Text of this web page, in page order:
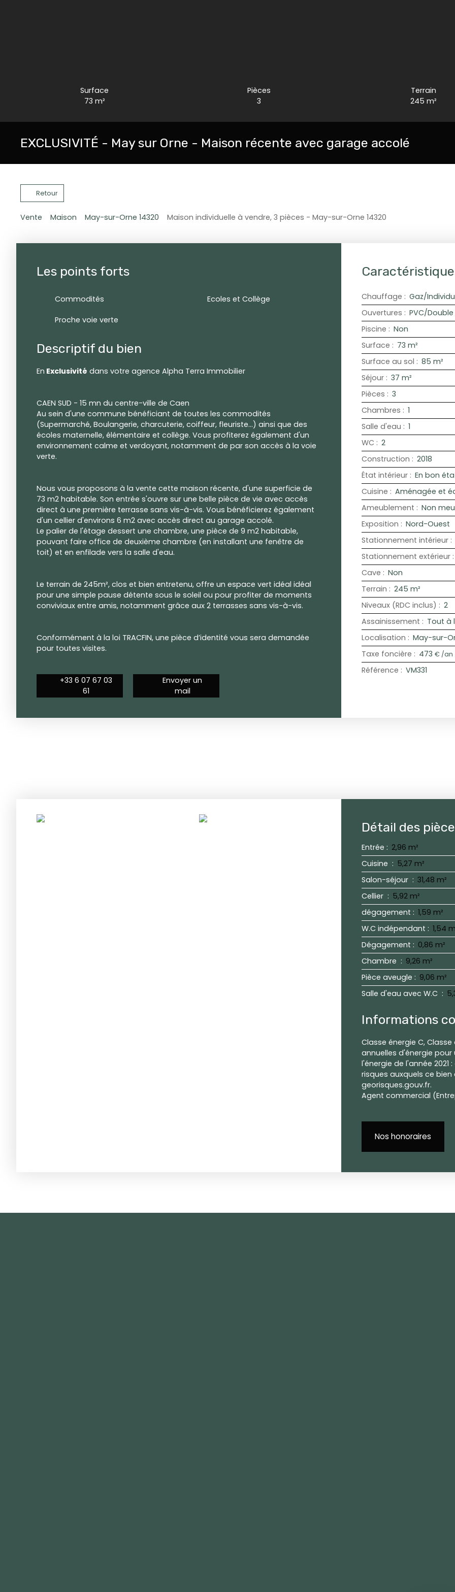
Surface
73 m²
Pièces
3
Terrain
245 m²
EXCLUSIVITÉ - May sur Orne - Maison récente avec garage accolé
Retour
Vente Maison May-sur-Orne 14320 Maison individuelle à vendre, 3 pièces - May-sur-Orne 14320
Les points forts
Commodités Ecoles et Collège
Proche voie verte
Descriptif du bien
En Exclusivité dans votre agence Alpha Terra Immobilier
CAEN SUD - 15 mn du centre-ville de Caen
Au sein d'une commune bénéficiant de toutes les commodités
(Supermarché, Boulangerie, charcuterie, coiffeur, fleuriste...) ainsi que des
écoles maternelle, élémentaire et collège. Vous profiterez également d'un
environnement calme et verdoyant, notamment de par son accès à la voie
verte.
Nous vous proposons à la vente cette maison récente, d'une superficie de
73 m2 habitable. Son entrée s'ouvre sur une belle pièce de vie avec accès
direct à une première terrasse sans vis-à-vis. Vous bénéficierez également
d'un cellier d'environs 6 m2 avec accès direct au garage accolé.
Le palier de l'étage dessert une chambre, une pièce de 9 m2 habitable,
pouvant faire office de deuxième chambre (en installant une fenêtre de
toit) et en enfilade vers la salle d'eau.
Le terrain de 245m², clos et bien entretenu, offre un espace vert idéal idéal
pour une simple pause détente sous le soleil ou pour profiter de moments
conviviaux entre amis, notamment grâce aux 2 terrasses sans vis-à-vis.
Conformément à la loi TRACFIN, une pièce d’identité vous sera demandée
pour toutes visites.
+33 6 07 67 03
61
Envoyer un
mail
Chauffage : Gaz/
Ouvertures : PVC/
Piscine : Non
Surface : 73 m²
Surface au sol : 85 m²
Séjour : 37 m²
Pièces : 3
Chambres : 1
Salle d'eau : 1
WC : 2
Construction : 2018
État intérieur : En bon
Cuisine : Aménagée et
Ameublement : Non
Exposition : Nord-Ouest
Stationnement intérieur :
Stationnement extérieur
Cave : Non
Terrain : 245 m²
Niveaux (RDC inclus) : 2
Assainissement : Tout à
Localisation : May-sur-
Taxe foncière : 473 € /an
Référence : VM331
Détail des
Entrée : 2,96 m²
Cuisine : 5,27 m²
Salon-séjour : 31,48 m²
Cellier : 5,92 m²
dégagement : 1,59 m²
W.C indépendant : 1,54
Dégagement : 0,86 m²
Chambre : 9,26 m²
Pièce aveugle : 9,06 m²
Salle d'eau avec W.C :
Informations
Classe énergie C,
annuelles d'énergie
l'énergie de l'année 2021
risques auxquels ce
georisques.gouv.fr.
Agent commercial
Nos honoraires